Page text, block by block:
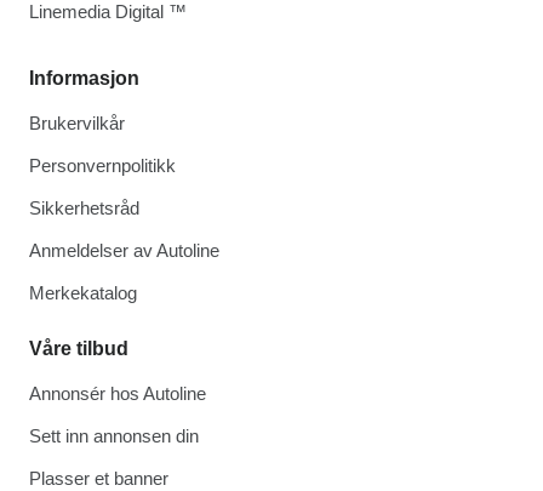
Informasjon
Brukervilkår
Personvernpolitikk
Sikkerhetsråd
Anmeldelser av Autoline
Merkekatalog
Våre tilbud
Annonsér hos Autoline
Sett inn annonsen din
Plasser et banner
Linemedia Digital ™